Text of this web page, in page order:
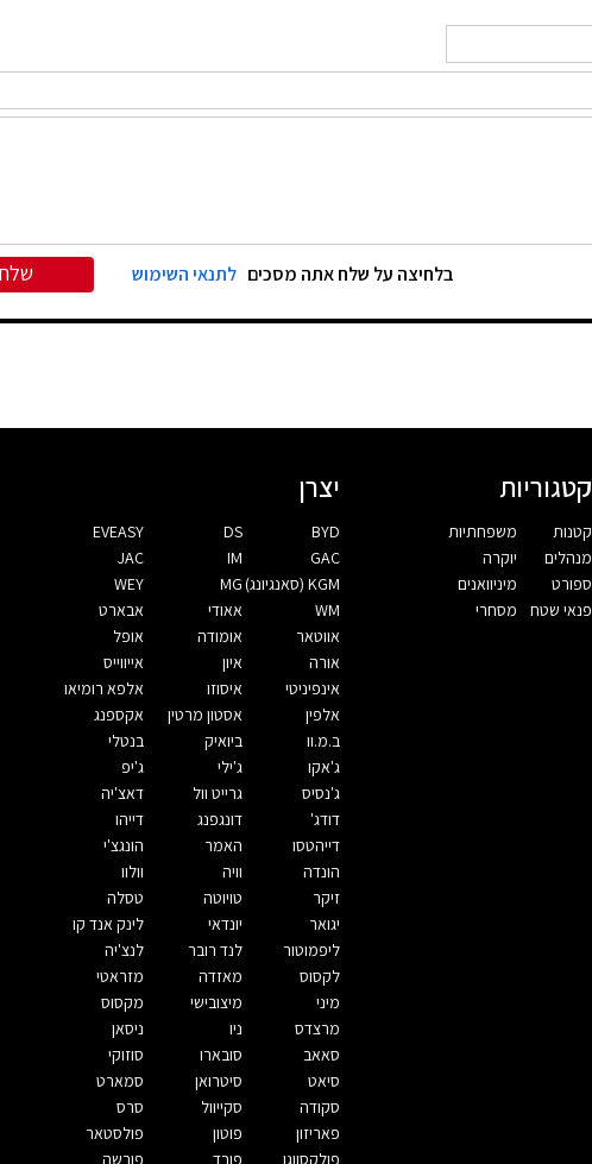
בלחיצה על שלח אתה מסכים לתנאי השימוש
קטגוריות
קטנות
מנהלים
ספורט
פנאי שטח
משפחתיות
יוקרה
מיניוואנים
מסחרי
יצרן
BYD
DS
EVEASY
GAC
IM
JAC
KGM (סאנגיונג)
MG
WEY
WM
אאודי
אבארט
אווטאר
אומודה
אופל
אורה
איון
אייווייס
אינפיניטי
איסוזו
אלפא רומיאו
אלפין
אסטון מרטין
אקספנג
ב.מ.וו
ביואיק
בנטלי
ג'אקו
ג'ילי
ג'יפ
ג'נסיס
גרייט וול
דאצ'יה
דודג'
דונגפנג
דייהו
דייהטסו
האמר
הונגצ'י
הונדה
וויה
וולוו
זיקר
טויוטה
טסלה
יגואר
יונדאי
לינק אנד קו
ליפמוטור
לנד רובר
לנצ'יה
לקסוס
מאזדה
מזראטי
מיני
מיצובישי
מקסוס
מרצדס
ניו
ניסאן
סאאב
סובארו
סוזוקי
סיאט
סיטרואן
סמארט
סקודה
סקייוול
סרס
פאריזון
פוטון
פולסטאר